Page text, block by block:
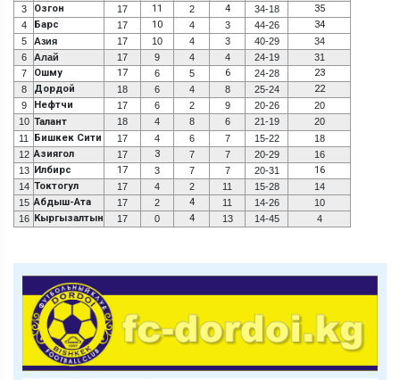
3 Озгон 17 11 2 4 34-18 35
4 Барс 17 10 4 3 44-26 34
5 Азия 17 10 4 3 40-29
34
6
Алай 17 9 4 4 24-19
31
7
Ошму 17 6 5 6 24-28 23
8 Дордой 18 6 4 8 25-24 22
9 Нефтчи 17 6 2 9 20-26
20
10 Талант 18 4 8 6 21-19
20
11
Бишкек Сити 17 4 6 7 15-22
18
12 Азиягол 17 3 7 7 20-29
16
13 Илбирс 17 3 7 7 20-31 16
14 Токтогул 17 4 2 11 15-28
14
15 Абдыш-Ата 17 2 4 11 14-26
10
16 Кыргызалтын 17 0 4 13 14-45 4